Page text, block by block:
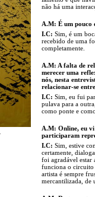
não há uma
A.M: É um pouco
I.C: Sim, é um
recebido de uma
completamente.
A.M: A falta de
merecer uma
nós, nesta
relacionar-se
I.C: Sim, eu fui
pulava para a
como ponte e
A.M: Online, eu
participaram
I.C: Sim, estive
certamente,
foi agradável
funciona o circuito
artista é sempre
mercantilizada, de